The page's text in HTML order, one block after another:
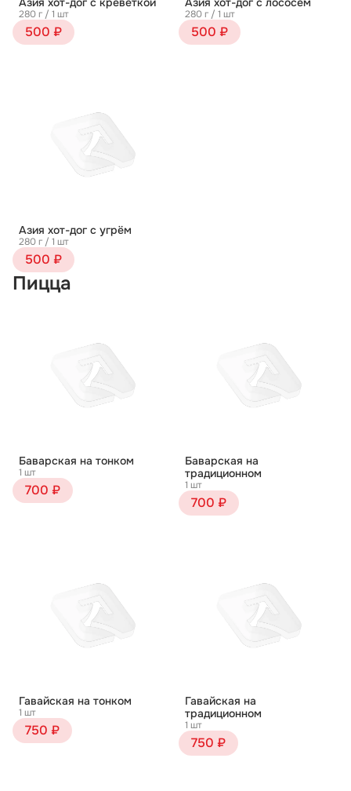
280 г / 1 шт
500 ₽
280 г / 1 шт
500 ₽
Азия хот-дог с угрём
280 г / 1 шт
500 ₽
Пицца
Баварская на тонком
1 шт
700 ₽
Баварская на
традиционном
1 шт
700 ₽
Гавайская на тонком
1 шт
750 ₽
Гавайская на
традиционном
1 шт
750 ₽